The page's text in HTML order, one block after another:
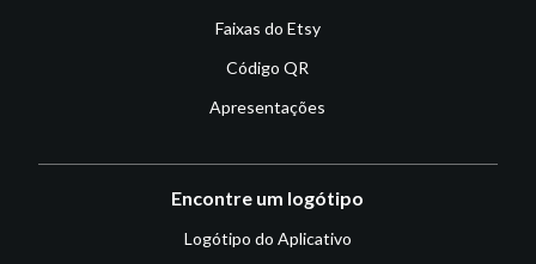
Faixas do Etsy
Código QR
Apresentações
Encontre um logótipo
Logótipo do Aplicativo